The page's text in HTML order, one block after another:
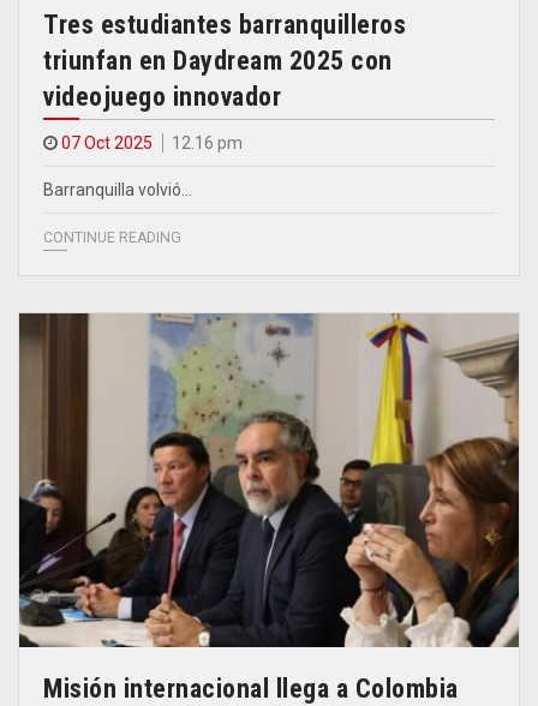
Tres estudiantes barranquilleros
triunfan en Daydream 2025 con
videojuego innovador
07 Oct 2025 12.16 pm
Barranquilla volvió…
CONTINUE READING
Misión internacional llega a Colombia